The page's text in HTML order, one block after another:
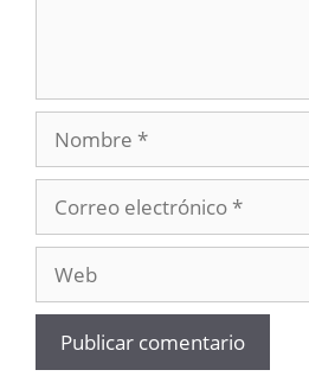
Nombre
electrónico